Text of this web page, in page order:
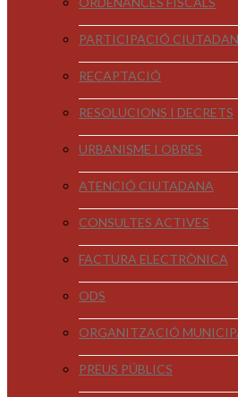
PARTICIPACIÓ
RECAPTACIÓ
RESOLUCIONS I DECRETS
URBANISME I OBRES
ATENCIÓ CIUTADANA
CONSULTES ACTIVES
FACTURA ELECTRÒNICA
ODS
ORGANITZACIÓ
PREUS PÚBLICS